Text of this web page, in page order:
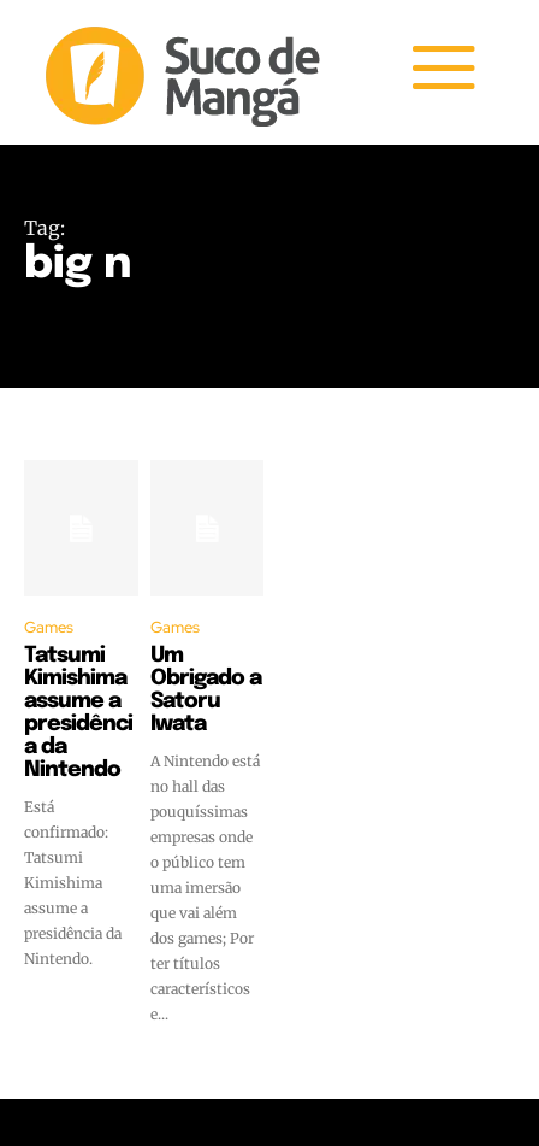
Tag:
big n
Games
Tatsumi
Kimishima
assume a
presidênci
a da
Nintendo
Está
confirmado:
Tatsumi
Kimishima
assume a
presidência da
Nintendo.
Games
Um
Obrigado a
Satoru
Iwata
A Nintendo está
no hall das
pouquíssimas
empresas onde
o público tem
uma imersão
que vai além
dos games; Por
ter títulos
característicos
e...